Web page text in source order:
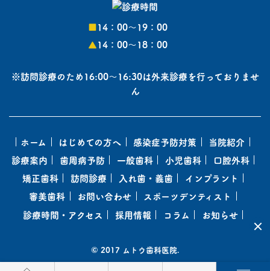
■14：00〜19：00
▲14：00〜18：00
※訪問診療のため16:00～16:30は外来診療を行っておりませ
ん
ホーム はじめての方へ 感染症予防対策
当院紹介
診療案内
歯周病予防 一般歯科 小児歯科
口腔外科
矯正歯科
訪問診療 入れ歯・義歯
インプラント
審美歯科
お問い合わせ
スポーツデンティスト
診療時間・アクセス
採用情報 コラム お知らせ
© 2017 ムトウ歯科医院.